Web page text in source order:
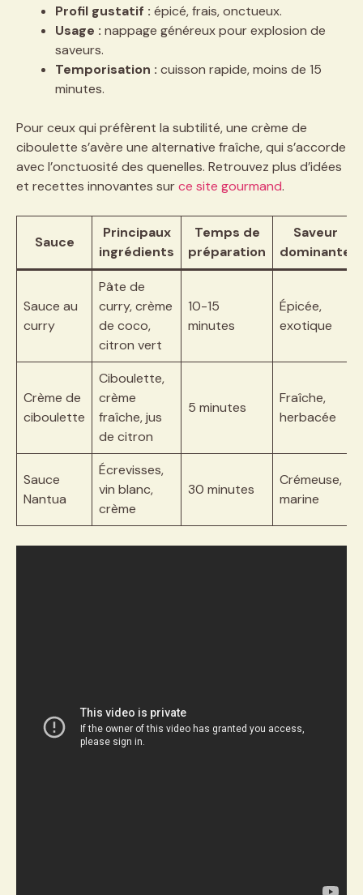
Profil gustatif : épicé, frais, onctueux.
Usage : nappage généreux pour explosion de
saveurs.
Temporisation : cuisson rapide, moins de 15
minutes.
Pour ceux qui préfèrent la subtilité, une crème de
ciboulette s’avère une alternative fraîche, qui s’accorde
avec l’onctuosité des quenelles. Retrouvez plus d’idées
et recettes innovantes surce site gourmand.
Sauce
Principaux
ingrédients
Temps de
préparation
Saveur
dominante
Sauce au
curry
Pâte de
curry, crème
de coco,
citron vert
10-15
minutes
Épicée,
exotique
Crème de
ciboulette
Ciboulette,
crème
fraîche, jus
de citron
5 minutes
Fraîche,
herbacée
Sauce
Nantua
Écrevisses,
vin blanc,
crème
30 minutes
Crémeuse,
marine